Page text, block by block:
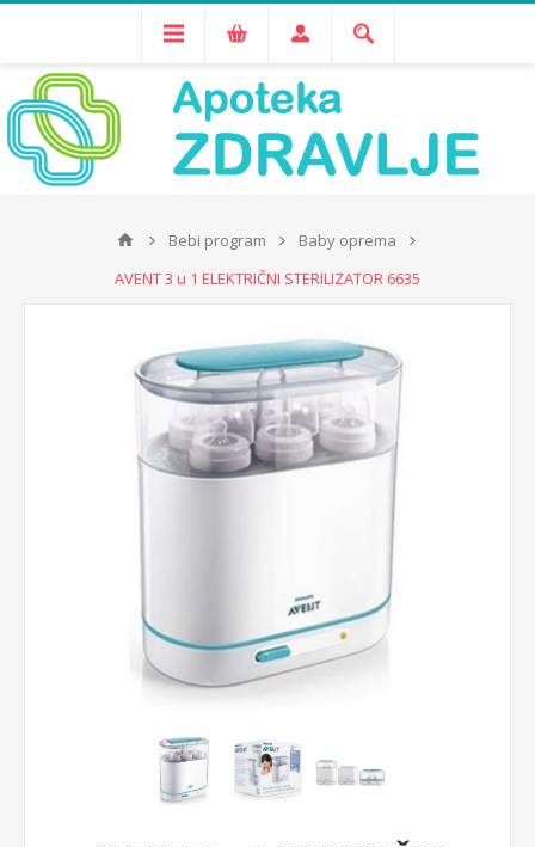
Bebi program
Baby oprema
AVENT 3 u 1 ELEKTRIČNI STERILIZATOR 6635